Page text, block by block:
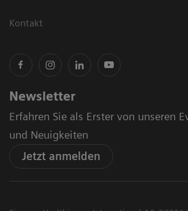
Kontakt
Newsletter
Erfahren Sie als Erster von unseren
und Neuigkeiten
Jetzt anmelden